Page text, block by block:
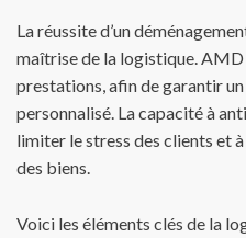
La réussite d’un
maîtrise de la logistique.
prestations, afin de garantir
personnalisé. La capacité à
limiter le stress des clients et
des biens.
Voici les éléments clés de la